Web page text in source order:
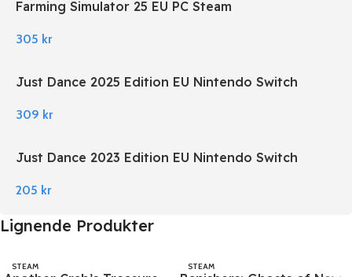
Farming Simulator 25 EU PC Steam
305 kr
Just Dance 2025 Edition EU Nintendo Switch
309 kr
Just Dance 2023 Edition EU Nintendo Switch
205 kr
Lignende Produkter
STEAM STEAM